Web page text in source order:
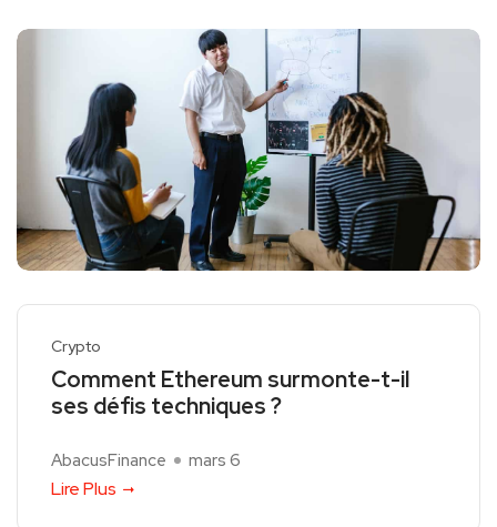
Crypto
Comment Ethereum surmonte-t-il
ses défis techniques ?
AbacusFinance mars 6
Lire Plus